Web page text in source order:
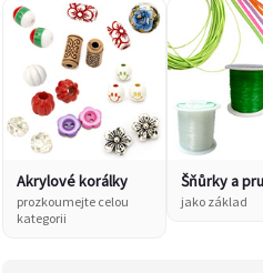
Akrylové korálky
prozkoumejte celou
kategorii
Šňůrky a
jako základ